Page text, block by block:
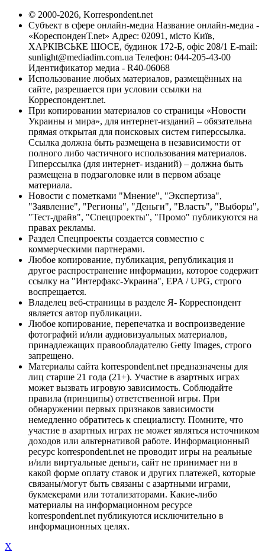
© 2000-2026, Korrespondent.net
Субъект в сфере онлайн-медиа Название онлайн-медиа -
«КореспонденТ.net» Адрес: 02091, місто Київ,
ХАРКІВСЬКЕ ШОСЕ, будинок 172-Б, офіс 208/1 E-mail:
sunlight@mediadim.com.ua Телефон: 044-205-43-00
Идентификатор медиа - R40-06068
Использование любых материалов, размещённых на
сайте, разрешается при условии ссылки на
Корреспондент.net.
При копировании материалов со страницы «Новости
Украины и мира», для интернет-изданий – обязательна
прямая открытая для поисковых систем гиперссылка.
Ссылка должна быть размещена в независимости от
полного либо частичного использования материалов.
Гиперссылка (для интернет- изданий) – должна быть
размещена в подзаголовке или в первом абзаце
материала.
Новости с пометками "Мнение", "Экспертиза",
"Заявление", "Регионы", "Деньги", "Власть", "Выборы",
"Тест-драйв", "Спецпроекты", "Промо" публикуются на
правах рекламы.
Раздел Спецпроекты создается совместно с
коммерческими партнерами.
Любое копирование, публикация, републикация и
другое распространение информации, которое содержит
ссылку на "Интерфакс-Украина", EPA / UPG, строго
воспрещается.
Владелец веб-страницы в разделе Я- Корреспондент
является автор публикации.
Любое копирование, перепечатка и воспроизведение
фотографий и/или аудиовизуальных материалов,
принадлежащих правообладателю Getty Images, строго
запрещено.
Материалы сайта korrespondent.net предназначены для
лиц старше 21 года (21+). Участие в азартных играх
может вызвать игровую зависимость. Соблюдайте
правила (принципы) ответственной игры. При
обнаружении первых признаков зависимости
немедленно обратитесь к специалисту. Помните, что
участие в азартных играх не может являться источником
доходов или альтернативой работе. Информационный
ресурс korrespondent.net не проводит игры на реальные
и/или виртуальные деньги, сайт не принимает ни в
какой форме оплату ставок и других платежей, которые
связаны/могут быть связаны с азартными играми,
букмекерами или тотализаторами. Какие-либо
материалы на информационном ресурсе
korrespondent.net публикуются исключительно в
информационных целях.
X